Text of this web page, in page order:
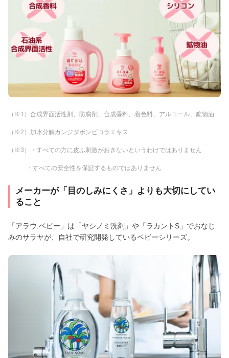
（※1）合成界面活性剤、防腐剤、合成香料、着色料、アルコール、鉱物油
（※2）加水分解カンジダボンビコラエキス
（※3）・すべての方に皮ふ刺激がおきないというわけではありません
・すべての安全性を保証するものではありません
メーカーが「目のしみにくさ」よりも大切にしてい
ること
「アラウ.ベビー」は「ヤシノミ洗剤」や「ラカントS」でおなじ
みのサラヤが、自社で研究開発しているベビーシリーズ。